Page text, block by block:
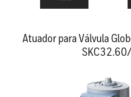
Atuador para Válvula